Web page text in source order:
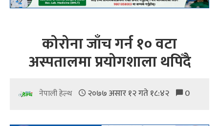
कोरोना जाँच गर्न १० वटा
अस्पतालमा प्रयोगशाला थपिँदै
नेपाली हेल्थ २०७७ असार १२ गते १८:४२ 0